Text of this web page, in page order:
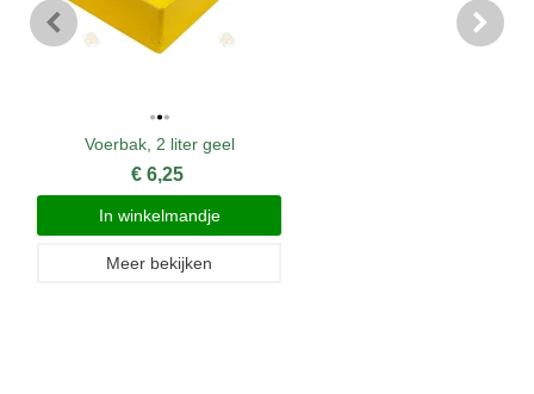
Voerbak, 2 liter geel
€ 6,25
In winkelmandje
Meer bekijken